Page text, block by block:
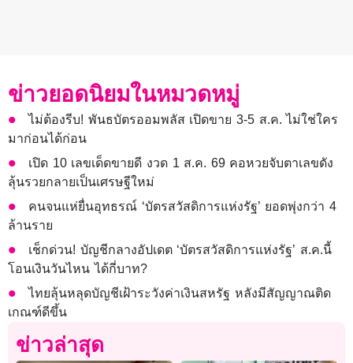
ข่าวยอดนิยมในหมวดหมู่
ไม่ต้องรีบ! พันธบัตรออมพลัส เปิดขาย 3-5 ส.ค. ไม่ใช่ใคร
มาก่อนได้ก่อน
เปิด 10 เลขเด็ดขายดี งวด 1 ส.ค. 69 คอหวยจับตาเลขดัง
ลุ้นรวยกลายเป็นเศรษฐีใหม่
คนจนแห่ยื่นอุทธรณ์ ‘บัตรสวัสดิการแห่งรัฐ’ ยอดพุ่งกว่า 4
ล้านราย
เช็กด่วน! บัญชีกลางอัปเดต ‘บัตรสวัสดิการแห่งรัฐ’ ส.ค.นี้
โอนเงินวันไหน ได้กี่บาท?
ไทยลุ้นหลุดบัญชีเฝ้าระวังค่าเงินสหรัฐ หลังมีสัญญาณติด
เกณฑ์ดีขึ้น
ข่าวล่าสุด